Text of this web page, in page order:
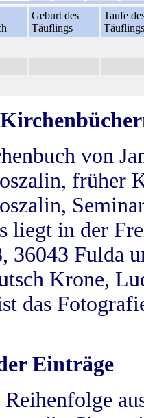
Geburt des
Täuflings
Taufe
Täuflings
von
früher
liegt in der
36043 Fulda
Krone,
das
Einträge